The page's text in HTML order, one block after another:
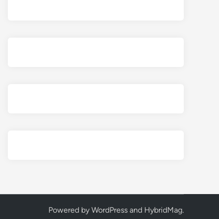
Powered by WordPress and HybridMag.